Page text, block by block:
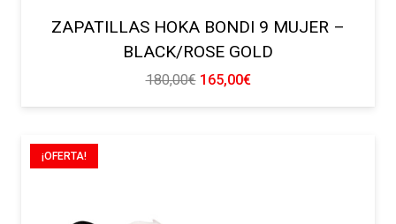
ZAPATILLAS HOKA BONDI 9 MUJER –
BLACK/ROSE GOLD
180,00€ El
precio
165,00€El
precio
¡OFERTA!